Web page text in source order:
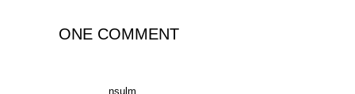
ONE COMMENT
nsulm